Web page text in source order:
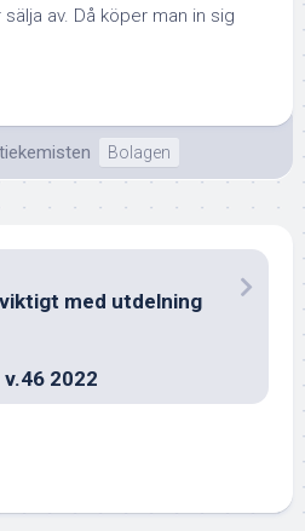
av. Då köper man in sig
Bolagen
med utdelning
2022